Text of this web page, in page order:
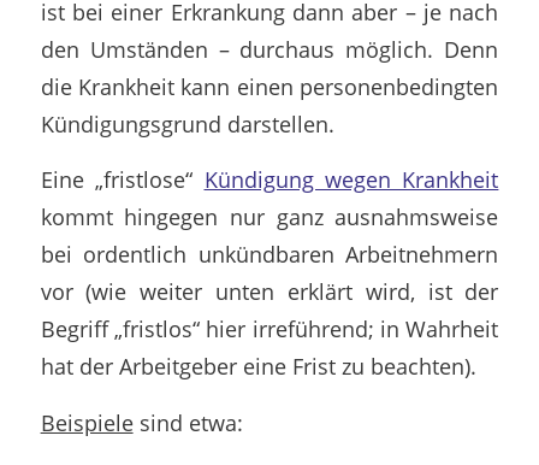
ist bei einer Erkrankung dann aber – je nach
den Umständen – durchaus möglich. Denn
die Krankheit kann einen personenbedingten
Kündigungsgrund darstellen.
Eine „fristlose“ Kündigung wegen Krankheit
kommt hingegen nur ganz ausnahmsweise
bei ordentlich unkündbaren Arbeitnehmern
vor (wie weiter unten erklärt wird, ist der
Begriff „fristlos“ hier irreführend; in Wahrheit
hat der Arbeitgeber eine Frist zu beachten).
Beispielesind etwa: